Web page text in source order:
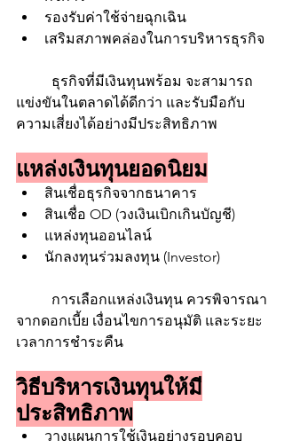
รองรับค่าใช้จ่ายฉุกเฉิน
เสริมสภาพคล่องในการบริหารธุรกิจ
แข่งขันในตลาดได้ดีกว่า และรับมือกับ
ความเสี่ยงได้อย่างมีประสิทธิภาพ
แหล่งเงินทุนยอดนิยม
สินเชื่อธุรกิจจากธนาคาร
สินเชื่อ OD (วงเงินเบิกเกินบัญชี)
แหล่งทุนออนไลน์
นักลงทุนร่วมลงทุน (Investor)
จากดอกเบี้ย เงื่อนไขการอนุมัติ และระยะ
เวลาการชำระคืน
วิธีบริหารเงินทุนให้มี
ประสิทธิภาพ
วางแผนการใช้เงินอย่างรอบคอบ